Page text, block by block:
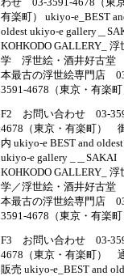
有楽町） ukiyo-e_BEST
oldest ukiyo-e gallery＿
KOHKODO GALLERY_ 浮
学 浮世絵・酒井好古堂
本最古の浮世絵専門店
3591-4678（東京・有楽町
F2 お問い合わせ 03-
4678（東京・有楽町）
内 ukiyo-e BEST and oldest
ukiyo-e gallery _＿SAKAI
KOHKODO GALLERY_ 浮
学／浮世絵・酒井好古堂
本最古の浮世絵専門店
3591-4678（東京・有楽町
F3 お問い合わせ 03-
4678（東京・有楽町）
販売 ukiyo-e_BEST and